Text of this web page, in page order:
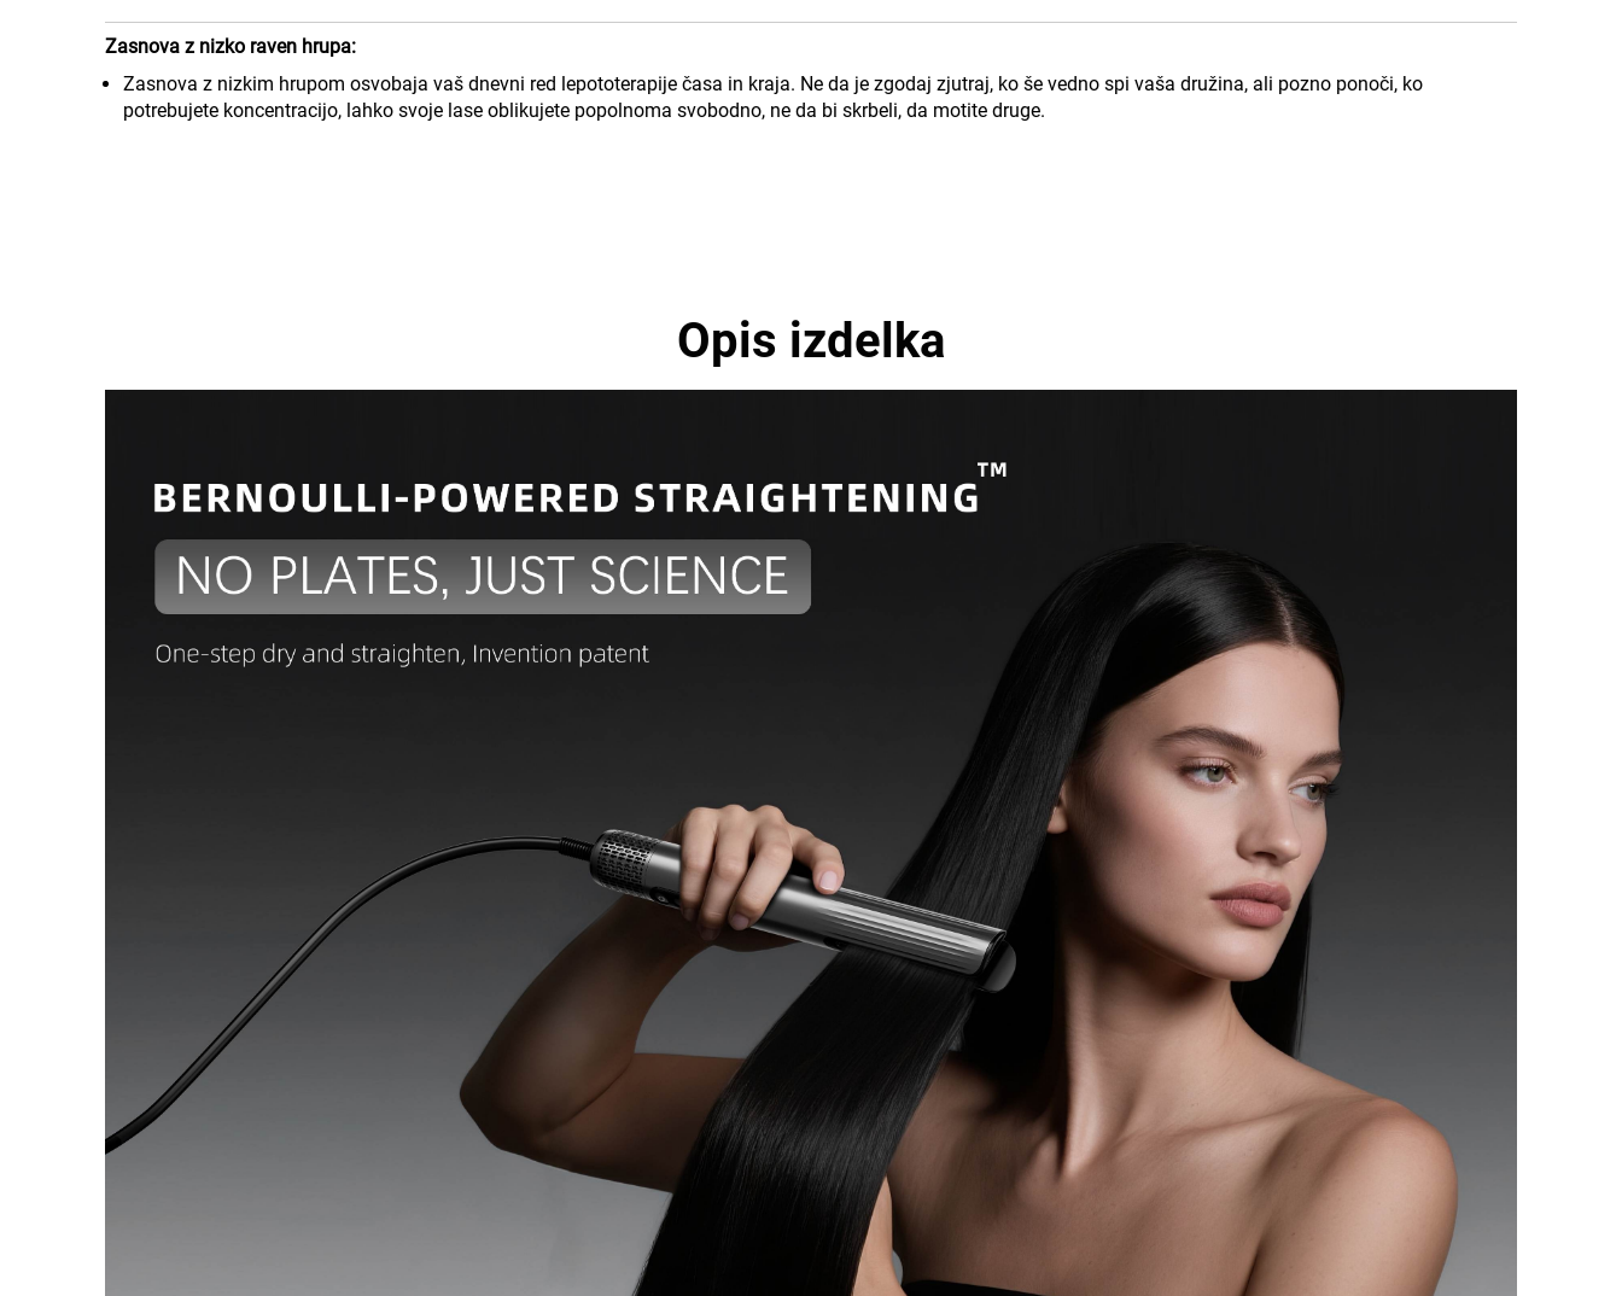
Zasnova z nizko raven hrupa:
Zasnova z nizkim hrupom osvobaja vaš dnevni red lepototerapije časa in kraja. Ne da je zgodaj zjutraj, ko še vedno spi vaša družina, ali pozno ponoči, ko
potrebujete koncentracijo, lahko svoje lase oblikujete popolnoma svobodno, ne da bi skrbeli, da motite druge.
Opis izdelka